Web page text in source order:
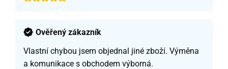
Ověřený zákazník
Vlastní chybou jsem objednal jiné zboží. Výměna
a komunikace s obchodem výborná.